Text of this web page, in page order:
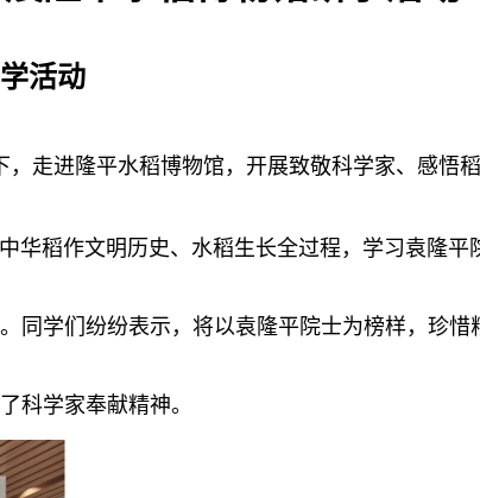
活动
走进隆平水稻博物馆，开展致敬科学家、感悟
华稻作文明历史、水稻生长全过程，学习袁隆平
同学们纷纷表示，将以袁隆平院士为榜样，珍惜
科学家奉献精神。